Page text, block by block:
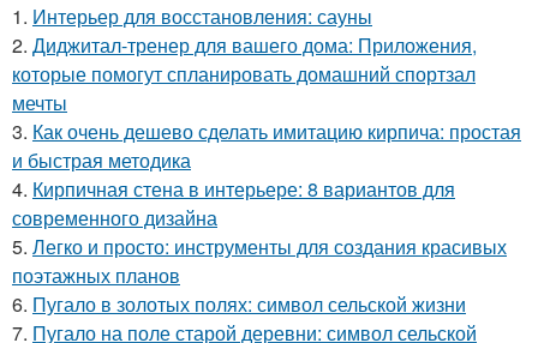
1. Интерьер для восстановления: сауны
2. Диджитал-тренер для вашего дома: Приложения,
которые помогут спланировать домашний спортзал
мечты
3. Как очень дешево сделать имитацию кирпича: простая
и быстрая методика
4. Кирпичная стена в интерьере: 8 вариантов для
современного дизайна
5. Легко и просто: инструменты для создания красивых
поэтажных планов
6. Пугало в золотых полях: символ сельской жизни
7. Пугало на поле старой деревни: символ сельской